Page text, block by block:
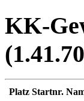
KK-
Platz Startnr.